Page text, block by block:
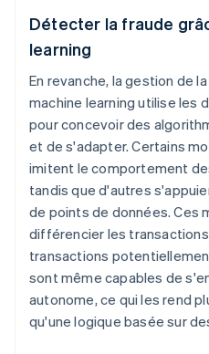
Détecter la fraude
learning
En revanche, la gestion de
machine learning utilise les
pour concevoir des
et de s'adapter. Certains
imitent le comportement
tandis que d'autres
de points de données. Ces
différencier les
transactions
sont même capables de
autonome, ce qui les rend
qu'une logique basée sur